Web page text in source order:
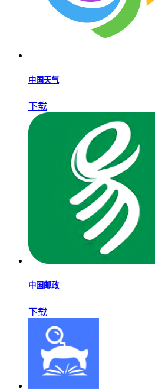
中国天气
下载
中国邮政
下载